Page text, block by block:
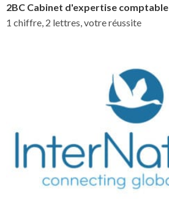
2BC Cabinet d'expertise comptable
1 chiffre, 2 lettres, votre réussite